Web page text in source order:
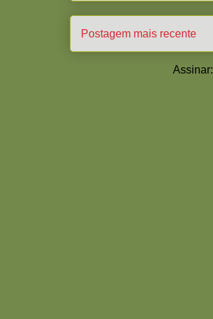
Postagem mais recente
Assinar: